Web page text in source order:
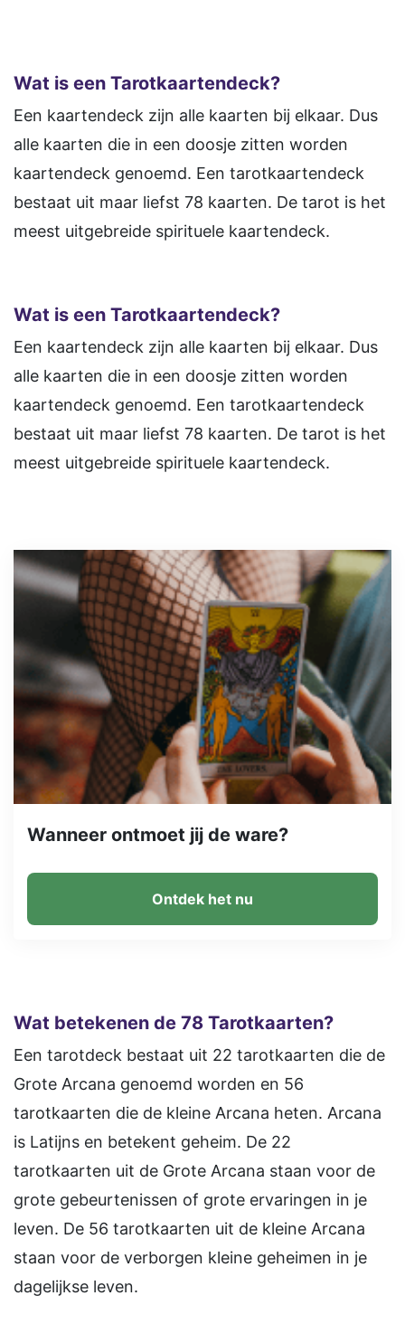
Wat is een Tarotkaartendeck?
Een kaartendeck zijn alle kaarten bij elkaar. Dus
alle kaarten die in een doosje zitten worden
kaartendeck genoemd. Een tarotkaartendeck
bestaat uit maar liefst 78 kaarten. De tarot is het
meest uitgebreide spirituele kaartendeck.
Wat is een Tarotkaartendeck?
Een kaartendeck zijn alle kaarten bij elkaar. Dus
alle kaarten die in een doosje zitten worden
kaartendeck genoemd. Een tarotkaartendeck
bestaat uit maar liefst 78 kaarten. De tarot is het
meest uitgebreide spirituele kaartendeck.
Wanneer ontmoet jij de ware?
Ontdek het nu
Wat betekenen de 78 Tarotkaarten?
Een tarotdeck bestaat uit 22 tarotkaarten die de
Grote Arcana genoemd worden en 56
tarotkaarten die de kleine Arcana heten. Arcana
is Latijns en betekent geheim. De 22
tarotkaarten uit de Grote Arcana staan voor de
grote gebeurtenissen of grote ervaringen in je
leven. De 56 tarotkaarten uit de kleine Arcana
staan voor de verborgen kleine geheimen in je
dagelijkse leven.